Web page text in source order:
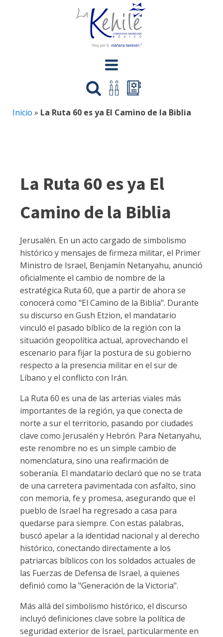
Inicio » La Ruta 60 es ya El Camino de la Biblia
La Ruta 60 es ya El
Camino de la Biblia
Jerusalén. En un acto cargado de simbolismo
histórico y mensajes de firmeza militar, el Primer
Ministro de Israel, Benjamín Netanyahu, anunció
oficialmente el cambio de nombre de la
estratégica Ruta 60, que a partir de ahora se
conocerá como "El Camino de la Biblia". Durante
su discurso en Gush Etzion, el mandatario
vinculó el pasado bíblico de la región con la
situación geopolítica actual, aprovechando el
escenario para fijar la postura de su gobierno
respecto a la presencia militar en el sur de
Líbano y el conflicto con Irán.
La Ruta 60 es una de las arterias viales más
importantes de la región, ya que conecta de
norte a sur el territorio, pasando por ciudades
clave como Jerusalén y Hebrón. Para Netanyahu,
este renombre no es un simple cambio de
nomenclatura, sino una reafirmación de
soberanía. El mandatario declaró que no se trata
de una carretera pavimentada con asfalto, sino
con memoria, fe y promesa, asegurando que el
pueblo de Israel ha regresado a casa para
quedarse para siempre. Con estas palabras,
buscó apelar a la identidad nacional y al derecho
histórico, conectando directamente a los
patriarcas bíblicos con los soldados actuales de
las Fuerzas de Defensa de Israel, a quienes
definió como la "Generación de la Victoria".
Más allá del simbolismo histórico, el discurso
incluyó definiciones clave sobre la política de
seguridad exterior de Israel, particularmente en